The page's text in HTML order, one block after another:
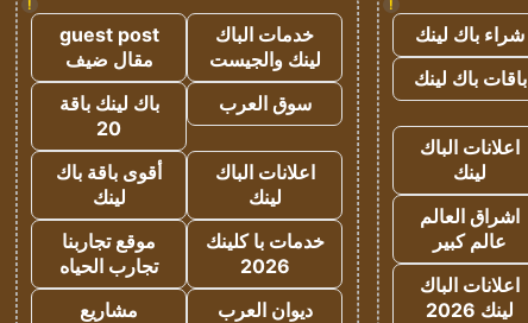
!
شراء باك لينك
باقات باك لينك
اعلانات الباك
لينك
اشراق العالم
عالم كبير
اعلانات الباك
لينك 2026
!
خدمات الباك
لينك والجيست
guest post
مقال ضيف
سوق العرب
باك لينك باقة
20
اعلانات الباك
لينك
أقوى باقة باك
لينك
خدمات با كلينك
2026
موقع تجاربنا
تجارب الحياه
ديوان العرب
مشاريع